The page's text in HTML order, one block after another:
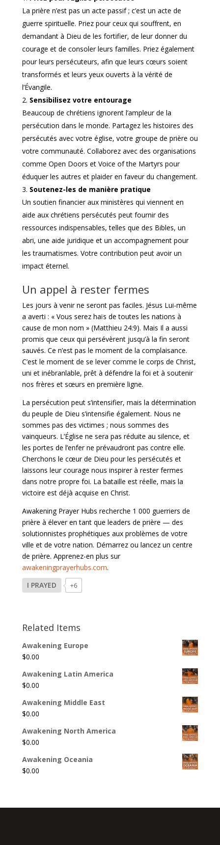
La prière n’est pas un acte passif ; c’est un acte de
guerre spirituelle. Priez pour ceux qui souffrent, en
demandant à Dieu de les fortifier, de leur donner du
courage et de consoler leurs familles. Priez également
pour leurs persécuteurs, afin que leurs cœurs soient
transformés et leurs yeux ouverts à la vérité de
l’Évangile.
Sensibilisez votre entourage
Beaucoup de chrétiens ignorent l’ampleur de la
persécution dans le monde. Partagez les histoires des
persécutés avec votre église, votre groupe de prière ou
votre communauté. Collaborez avec des organisations
comme Open Doors et Voice of the Martyrs pour
éduquer les autres et plaider en faveur du changement.
Soutenez-les de manière pratique
Un soutien financier aux ministères qui viennent en
aide aux chrétiens persécutés peut fournir des
ressources indispensables, telles que des Bibles, un
abri, une aide juridique et un accompagnement pour
les traumatismes. Votre contribution peut avoir un
impact éternel.
Un appel à rester fermes
Les jours à venir ne seront pas faciles. Jésus Lui-même
a averti : « Vous serez haïs de toutes les nations à
cause de mon nom » (Matthieu 24:9). Mais Il a aussi
promis que ceux qui persévèrent jusqu’à la fin seront
sauvés. Ce n’est pas le moment de la complaisance.
C’est le moment de se lever comme le corps de Christ,
uni et inébranlable, prêt à défendre la foi et à soutenir
nos frères et sœurs en première ligne.
La persécution peut s’intensifier, mais la détermination
du peuple de Dieu s’intensifie également. Nous ne
sommes pas des victimes ; nous sommes des
vainqueurs. L’Église ne sera pas réduite au silence, et
les portes de l’enfer ne prévaudront pas contre elle.
Cherchons le cœur de Dieu pour les persécutés et
laissons leur courage nous inspirer à rester fermes
dans notre propre foi. La bataille est réelle, mais la
victoire est déjà acquise en Christ.
Awakening Prayer Hubs recherche 1 000 guerriers de
prière à élever en tant que leaders de prière — des
solutionnistes prophétiques aux problèmes de votre
ville et de votre nation. Démarrez ou lancez un centre
de prière. Apprenez-en plus sur
awakeningprayerhubs.com.
I PRAYED
+6
Related Items
Awakening Europe
$0.00
Awakening Latin America
$0.00
Awakening Middle East
$0.00
Awakening North America
$0.00
Awakening Oceania
$0.00